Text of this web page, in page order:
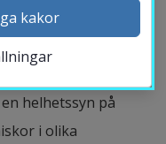
etik. Du får också
skriva en fiktiv
helhetssyn på
i olika
kakor